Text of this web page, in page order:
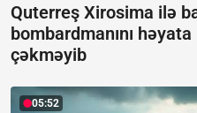
Quterreş Xirosima ilə
bombardmanını
çəkməyib
05:52